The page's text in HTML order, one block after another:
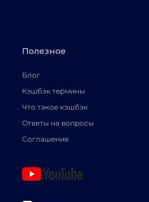
Полезное
Блог
Кэшбэк термины
Что такое кэшбэк
Ответы на вопросы
Соглашение